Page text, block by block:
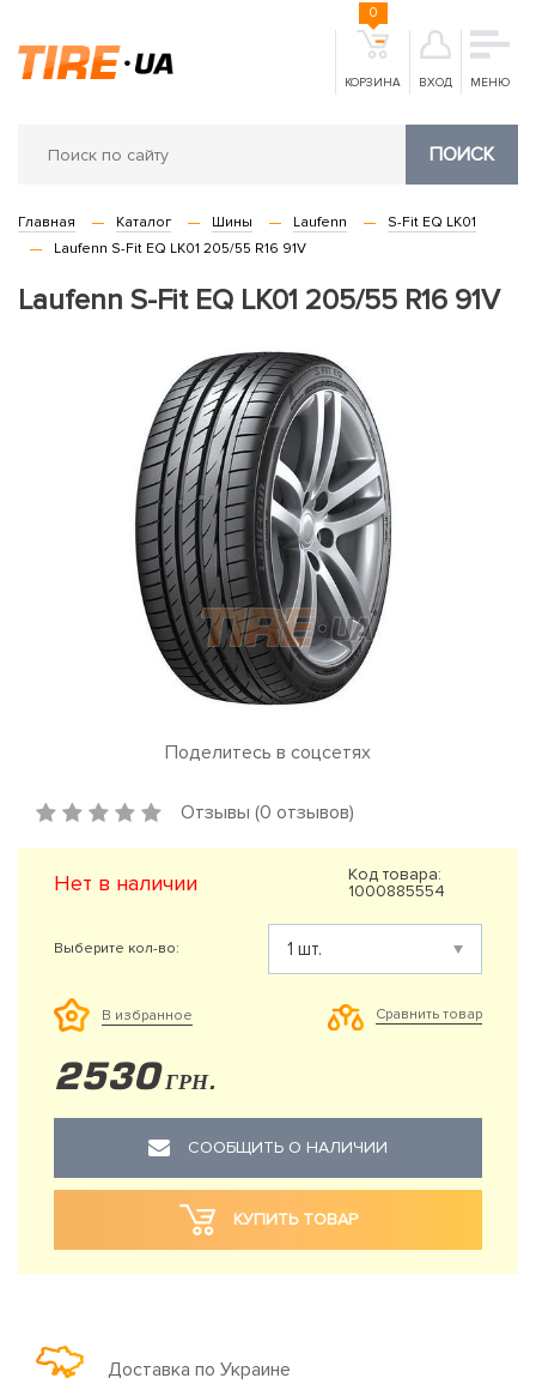
КОРЗИНА
0
ВХОД МЕНЮ
ПОИСК
Главная Каталог Шины Laufenn
S-Fit EQ LK01
Laufenn S-Fit EQ LK01 205/55 R16 91V
Laufenn S-Fit EQ LK01 205/55 R16 91V
Поделитесь в соцсетях
Отзывы (0 отзывов)
Нет в наличии
Код товара:
1000885554
Выберите кол-во:
В избранное Сравнить товар
2530 ГРН.
СООБЩИТЬ О НАЛИЧИИ
КУПИТЬ ТОВАР
Доставка по Украине